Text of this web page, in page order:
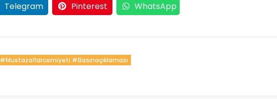
Telegram Pinterest WhatsApp
#basınaçıklaması